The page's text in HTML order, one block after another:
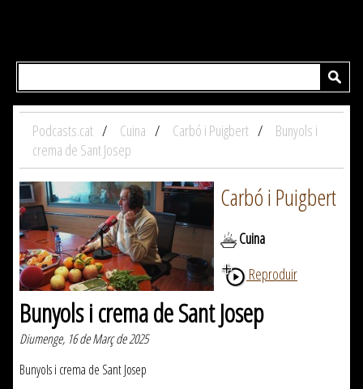
Podcasts.cat Cuina Carbó i Puigbert
Bunyols i
crema de Sant Josep
Carbó i Puigbert
Cuina
Reproduir
Bunyols i crema de Sant Josep
Diumenge, 16 de Març de 2025
Bunyols i crema de Sant Josep